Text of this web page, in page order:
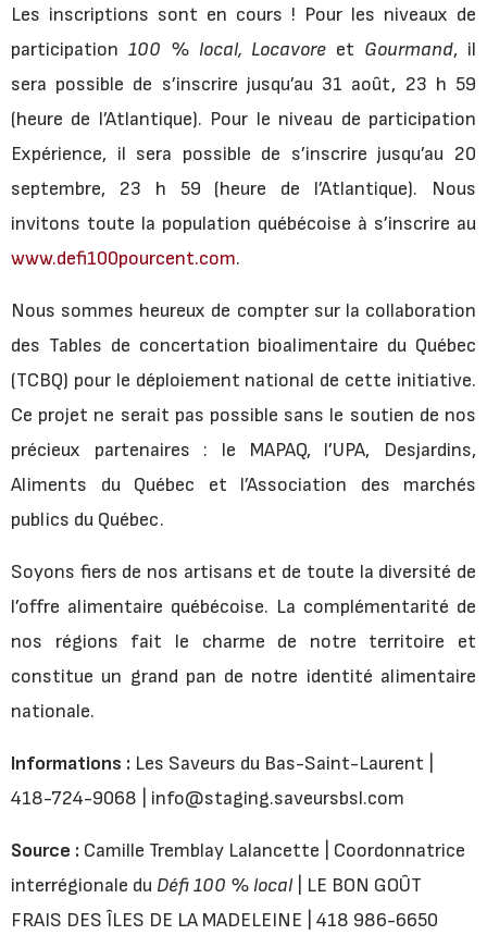
Les inscriptions sont en cours ! Pour les niveaux de
participation 100 % local, Locavore et Gourmand, il
sera possible de s’inscrire jusqu’au 31 août, 23 h 59
(heure de l’Atlantique). Pour le niveau de participation
Expérience, il sera possible de s’inscrire jusqu’au 20
septembre, 23 h 59 (heure de l’Atlantique). Nous
invitons toute la population québécoise à s’inscrire au
www.defi100pourcent.com.
Nous sommes heureux de compter sur la collaboration
des Tables de concertation bioalimentaire du Québec
(TCBQ) pour le déploiement national de cette initiative.
Ce projet ne serait pas possible sans le soutien de nos
précieux partenaires : le MAPAQ, l’UPA, Desjardins,
Aliments du Québec et l’Association des marchés
publics du Québec.
Soyons fiers de nos artisans et de toute la diversité de
l’offre alimentaire québécoise. La complémentarité de
nos régions fait le charme de notre territoire et
constitue un grand pan de notre identité alimentaire
nationale.
Informations : Les Saveurs du Bas-Saint-Laurent |
418-724-9068 | info@staging.saveursbsl.com
Source : Camille Tremblay Lalancette | Coordonnatrice
interrégionale du Défi 100 % local
| LE BON GOÛT
FRAIS DES ÎLES DE LA MADELEINE | 418 986-6650